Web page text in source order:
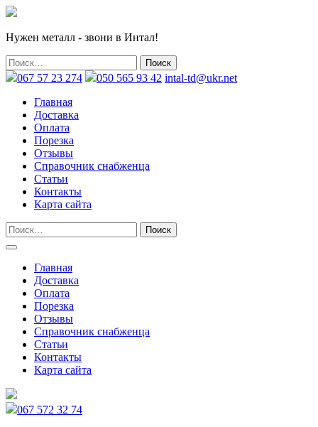
Нужен металл - звони в Интал!
067 57 23 274 050 565 93 42 intal-td@ukr.net
Главная
Доставка
Оплата
Порезка
Отзывы
Справочник снабженца
Статьи
Контакты
Карта сайта
Главная
Доставка
Оплата
Порезка
Отзывы
Справочник снабженца
Статьи
Контакты
Карта сайта
067 572 32 74